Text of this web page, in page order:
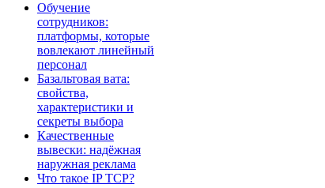
Обучение
сотрудников:
платформы, которые
вовлекают линейный
персонал
Базальтовая вата:
свойства,
характеристики и
секреты выбора
Качественные
вывески: надёжная
наружная реклама
Что такое IP TCP?